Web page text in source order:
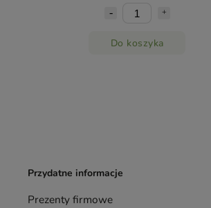
Do koszyka
Przydatne informacje
Prezenty firmowe